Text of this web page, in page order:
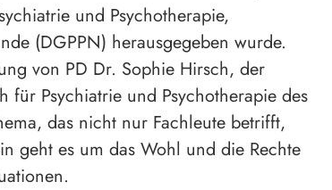
und Psychotherapie,
(DGPPN) herausgegeben wurde.
von PD Dr. Sophie Hirsch, der
Psychiatrie und Psychotherapie des
das nicht nur Fachleute betrifft,
geht es um das Wohl und die Rechte